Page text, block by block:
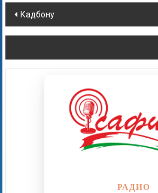
Кадбону
РАДИО